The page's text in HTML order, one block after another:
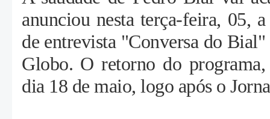
anunciou nesta terça-feira, 05,
de entrevista "Conversa do Bial"
Globo. O retorno do
dia 18 de maio, logo após o